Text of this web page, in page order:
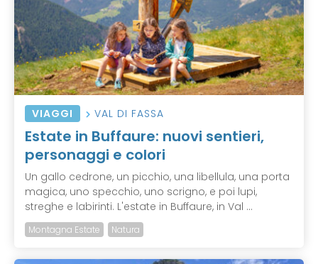
VIAGGI VAL DI FASSA
Estate in Buffaure: nuovi sentieri,
personaggi e colori
Un gallo cedrone, un picchio, una libellula, una porta
magica, uno specchio, uno scrigno, e poi lupi,
streghe e labirinti. L'estate in Buffaure, in Val ...
Montagna Estate Natura